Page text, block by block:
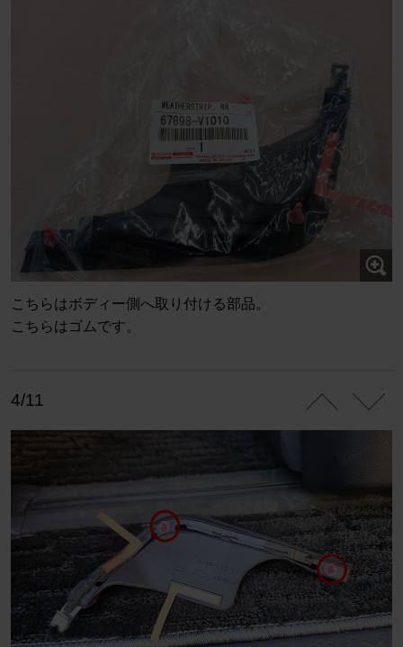
こちらはボディー側へ取り付ける部品。
こちらはゴムです。
4/11